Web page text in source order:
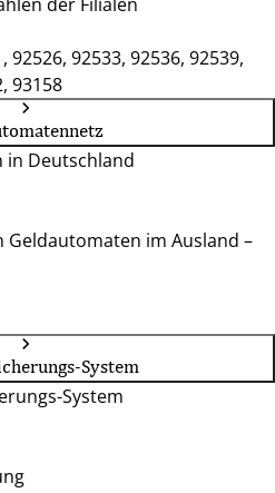
92526, 92533, 92536, 92539,
93158
in Deutschland
Geldautomaten im Ausland –
System
System